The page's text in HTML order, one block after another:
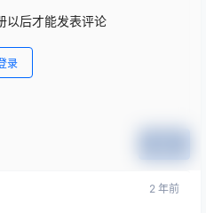
以后才能发表评论
录
2 年前